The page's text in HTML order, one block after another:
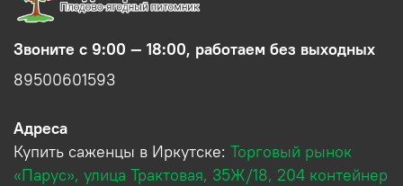
Звоните с 9:00 — 18:00, работаем без выходных
89500601593
Адреса
Купить саженцы в Иркутске: Торговый рынок
«Парус», улица Трактовая, 35Ж/18, 204 контейнер